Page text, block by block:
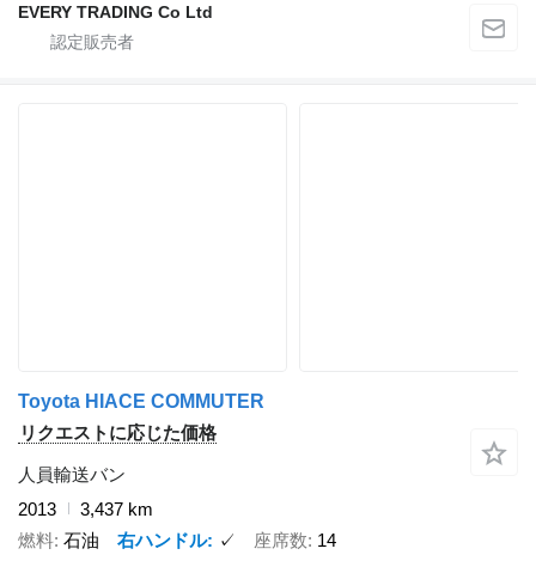
EVERY TRADING Co Ltd
Toyota HIACE COMMUTER
リクエストに応じた価格
人員輸送バン
2013
3,437 km
燃料 石油 右ハンドル ✓ 座席数 14